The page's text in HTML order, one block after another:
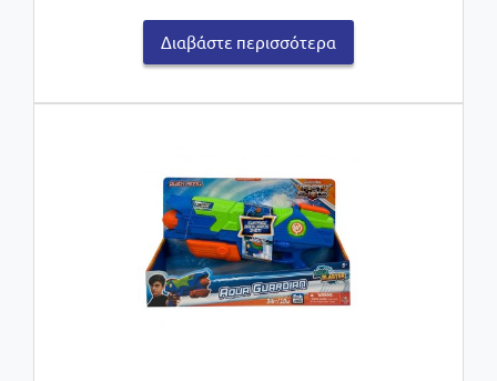
Διαβάστε περισσότερα